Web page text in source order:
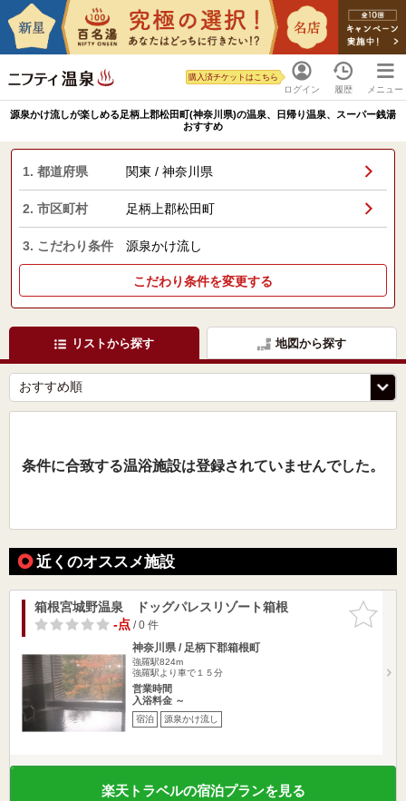
ログイン
購入済チケットはこちら
履歴 メニュー
源泉かけ流しが楽しめる足柄上郡松田町(神奈川県)の温泉、日帰り温泉、スーパー銭湯
おすすめ
1. 都道府県 関東 / 神奈川県
2. 市区町村 足柄上郡松田町
3. こだわり条件 源泉かけ流し
こだわり条件を変更する
リストから探す 地図から探す
条件に合致する温浴施設は登録されていませんでした。
近くのオススメ施設
お気に入
りに追加
箱根宮城野温泉 ドッグパレスリゾート箱根
-点/ 0 件
神奈川県 / 足柄下郡箱根町
強羅駅824m
強羅駅より車で１５分
営業時間
入浴料金 ～
宿泊 源泉かけ流し
楽天トラベルの宿泊プランを見る